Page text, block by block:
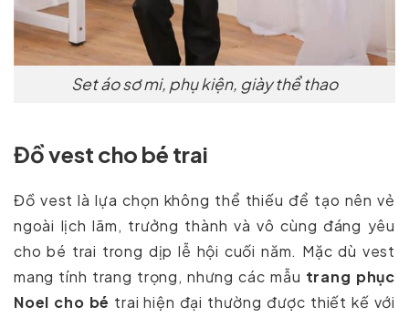
Set áo sơ mi, phụ kiện, giày thể thao
Đồ vest cho bé trai
Đồ vest là lựa chọn không thể thiếu để tạo nên vẻ
ngoài lịch lãm, trưởng thành và vô cùng đáng yêu
cho bé trai trong dịp lễ hội cuối năm. Mặc dù vest
mang tính trang trọng, nhưng các mẫu trang phục
Noel cho bé trai hiện đại thường được thiết kế với